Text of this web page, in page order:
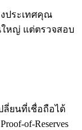
ประเทศคุณ
หญ่ แต่ตรวจสอบ
ลี่ยนที่เชื่อถือได้
of-Reserves